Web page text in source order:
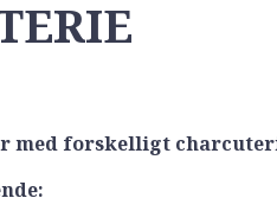
forskelligt